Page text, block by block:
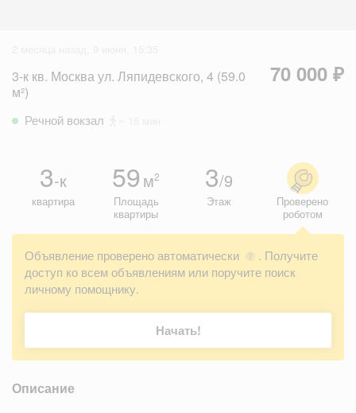
3-к кв. Москва ул. Ляпидевского, 4 (59.0
м²)
70 000 ₽
Речной вокзал
3-к
квартира
59 м2
Площадь
квартиры
3/9
Этаж
Проверено
роботом
Объявление проверено автоматически ?
. Получите
доступ ко всем объявлениям или поручите поиск
личному помощнику.
Начать!
Описание